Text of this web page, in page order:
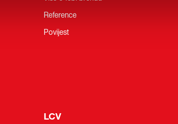
Reference
Povijest
LCV